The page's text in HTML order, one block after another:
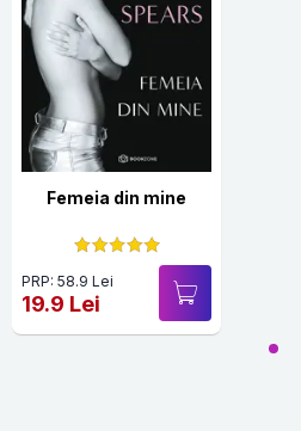
Femeia din mine
PRP: 58.9 Lei
19.9 Lei